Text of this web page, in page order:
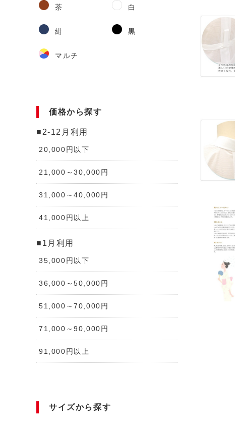
茶 白
紺 黒
マルチ
価格から探す
■2-12月利用
20,000円以下
21,000～30,000円
31,000～40,000円
41,000円以上
■1月利用
35,000円以下
36,000～50,000円
51,000～70,000円
71,000～90,000円
91,000円以上
サイズから探す